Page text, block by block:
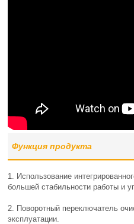
Функция продукта
1. Использование
большей стабильности работы и
2. Поворотный переключатель
эксплуатации.